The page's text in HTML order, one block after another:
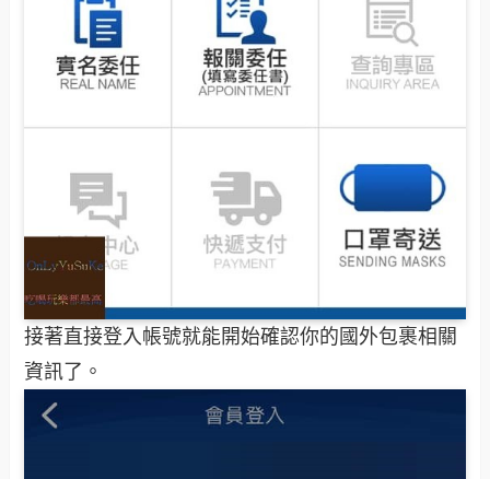
接著直接登入帳號就能開始確認你的國外包裹相關
資訊了。